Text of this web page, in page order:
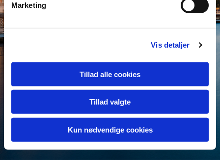
Marketing
Vis detaljer
Tillad alle cookies
Tillad valgte
Kun nødvendige cookies